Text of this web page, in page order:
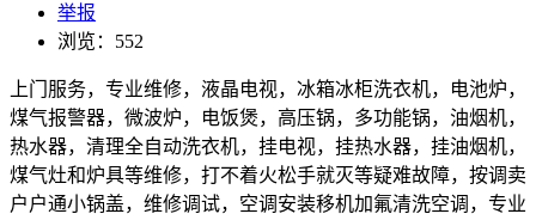
举报
浏览：552
上门服务，专业维修，液晶电视，冰箱冰柜洗衣机，电池炉，
煤气报警器，微波炉，电饭煲，高压锅，多功能锅，油烟机，
热水器，清理全自动洗衣机，挂电视，挂热水器，挂油烟机，
煤气灶和炉具等维修，打不着火松手就灭等疑难故障，按调卖
户户通小锅盖，维修调试，空调安装移机加氟清洗空调，专业